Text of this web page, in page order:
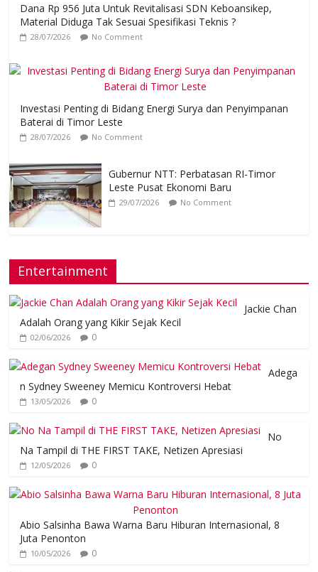
Dana Rp 956 Juta Untuk Revitalisasi SDN Keboansikep,
Material Diduga Tak Sesuai Spesifikasi Teknis ?
28/07/2026 No Comment
Investasi Penting di Bidang Energi Surya dan Penyimpanan
Baterai di Timor Leste
28/07/2026 No Comment
Gubernur NTT: Perbatasan RI-Timor
Leste Pusat Ekonomi Baru
29/07/2026 No Comment
Entertainment
Jackie Chan
Adalah Orang yang Kikir Sejak Kecil
02/06/2026 0
Adega
n Sydney Sweeney Memicu Kontroversi Hebat
13/05/2026 0
No
Na Tampil di THE FIRST TAKE, Netizen Apresiasi
12/05/2026 0
Abio Salsinha Bawa Warna Baru Hiburan Internasional, 8
Juta Penonton
10/05/2026 0